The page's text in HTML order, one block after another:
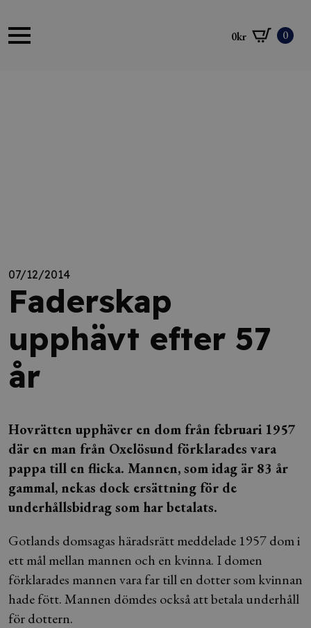
0kr 0
07/12/2014
Faderskap
upphävt efter 57
år
Hovrätten upphäver en dom från februari 1957
där en man från Oxelösund förklarades vara
pappa till en flicka. Mannen, som idag är 83 år
gammal, nekas dock ersättning för de
underhållsbidrag som har betalats.
Gotlands domsagas häradsrätt meddelade 1957 dom i
ett mål mellan mannen och en kvinna. I domen
förklarades mannen vara far till en dotter som kvinnan
hade fött. Mannen dömdes också att betala underhåll
för dottern.